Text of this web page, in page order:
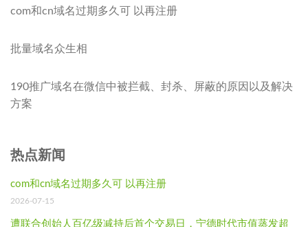
com和cn域名过期多久可 以再注册
批量域名众生相
190推广域名在微信中被拦截、封杀、屏蔽的原因以及解决
方案
热点新闻
com和cn域名过期多久可 以再注册
2026-07-15
遭联合创始人百亿级减持后首个交易日，宁德时代市值蒸发超